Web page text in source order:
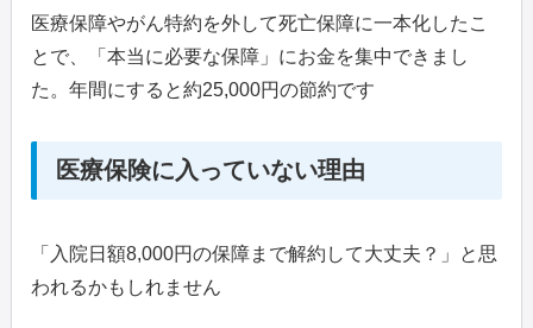
医療保障やがん特約を外して死亡保障に一本化したこ
とで、「本当に必要な保障」にお金を集中できまし
た。年間にすると約25,000円の節約です
医療保険に入っていない理由
「入院日額8,000円の保障まで解約して大丈夫？」と思
われるかもしれません